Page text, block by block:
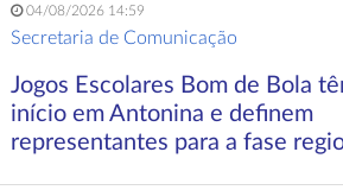
04/08/2026 14:59
Secretaria de Comunicação
Jogos Escolares Bom de Bola
início em Antonina e definem
representantes para a fase